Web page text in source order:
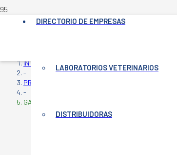
DIRECTORIO DE EMPRESAS
LABORATORIOS VETERINARIOS
DISTRIBUIDORAS
INICIO
-
PRODUCTOS VETERINARIOS
-
GALISAN C 15